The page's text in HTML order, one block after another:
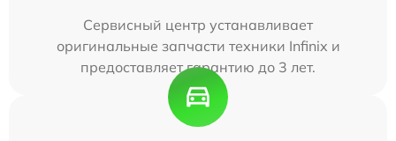
Сервисный центр устанавливает
оригинальные запчасти техники Infinix и
предоставляет гарантию до 3 лет.